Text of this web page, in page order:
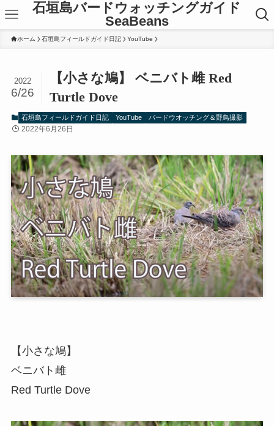
石垣島バードウォッチングガイド
SeaBeans
ホーム 石垣島フィールドガイド日記 YouTube
【小さな鳩】 ベニバト雌 Red
Turtle Dove
2022
6/26
石垣島フィールドガイド日記 YouTube バードウオッチング＆野鳥撮影
2022年6月26日
【小さな鳩】
ベニバト雌
Red Turtle Dove